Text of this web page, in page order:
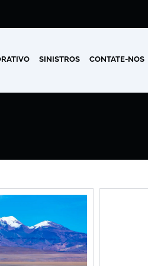
SINISTROS CONTATE-NOS